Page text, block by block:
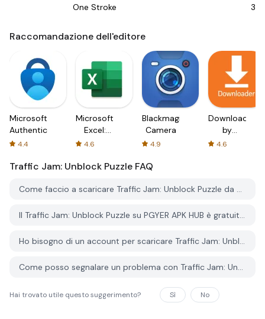
One Stroke 3D
Raccomandazione dell'editore
Microsoft
Authenticator
4.4
Microsoft
Excel:
Spreadsheets
4.6
Blackmagic
Camera
4.9
Downloader
by
AFTVnews
4.6
Traffic Jam: Unblock Puzzle FAQ
Come faccio a scaricare Traffic Jam: Unblock Puzzle da PGYER APK HUB?
Il Traffic Jam: Unblock Puzzle su PGYER APK HUB è gratuito?
Ho bisogno di un account per scaricare Traffic Jam: Unblock Puzzle da PGYER APK HUB?
Come posso segnalare un problema con Traffic Jam: Unblock Puzzle su PGYER APK HUB?
Hai trovato utile questo suggerimento? Sì No